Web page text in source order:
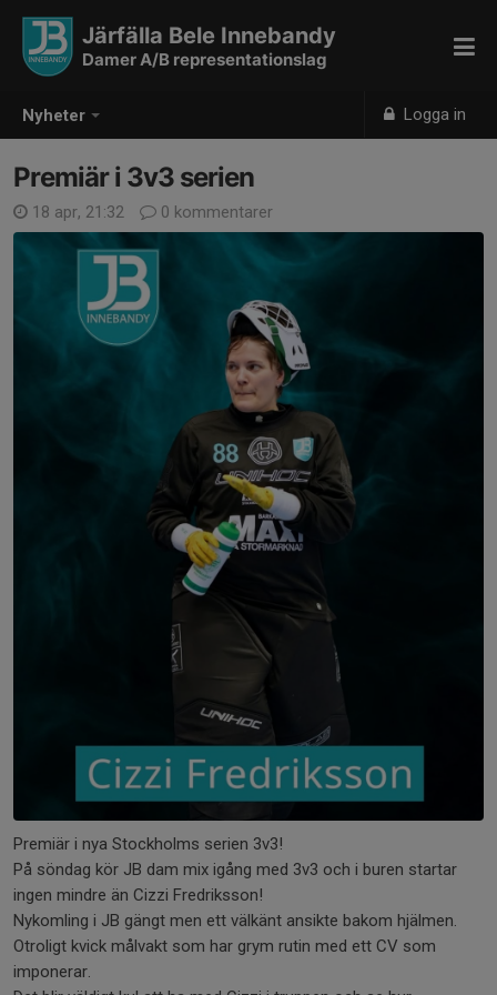
Nyheter Logga in
Järfälla Bele Innebandy
Damer A/B representationslag
Premiär i 3v3 serien
18 apr, 21:32 0 kommentarer
Premiär i nya Stockholms serien 3v3!
På söndag kör JB dam mix igång med 3v3 och i buren startar
ingen mindre än Cizzi Fredriksson!
Nykomling i JB gängt men ett välkänt ansikte bakom hjälmen.
Otroligt kvick målvakt som har grym rutin med ett CV som
imponerar.